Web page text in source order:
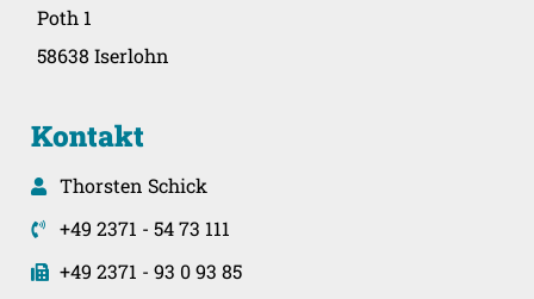
Poth 1
58638 Iserlohn
Kontakt
Thorsten Schick
+49 2371 - 54 73 111
+49 2371 - 93 0 93 85